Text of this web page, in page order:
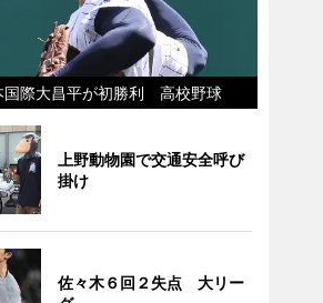
国際大昌平が初勝利 高校野球
上野動物園で交通安全呼び
掛け
佐々木６回２失点 大リー